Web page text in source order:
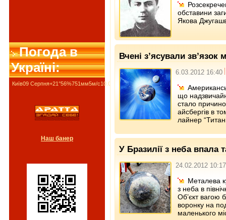
Погода в
Україні:
Київ09 Серпня+21°56%751мм5м/c10.08 +28°11.08 +30°12.08+25°
Наш банер
обставини
Якова
Вчені з’ясували
6.03.2012 16:40
що
стало
айсбергів в
лайнер
У Бразилії з неба впала
24.02.2012 10:17
Металева
з неба в
Об’єкт вагою
воронку на
маленького